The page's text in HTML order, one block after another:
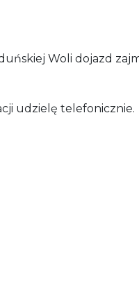
Woli dojazd
udzielę telefonicznie.